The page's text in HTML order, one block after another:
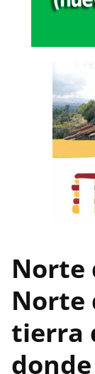
Norte
Norte
tierra